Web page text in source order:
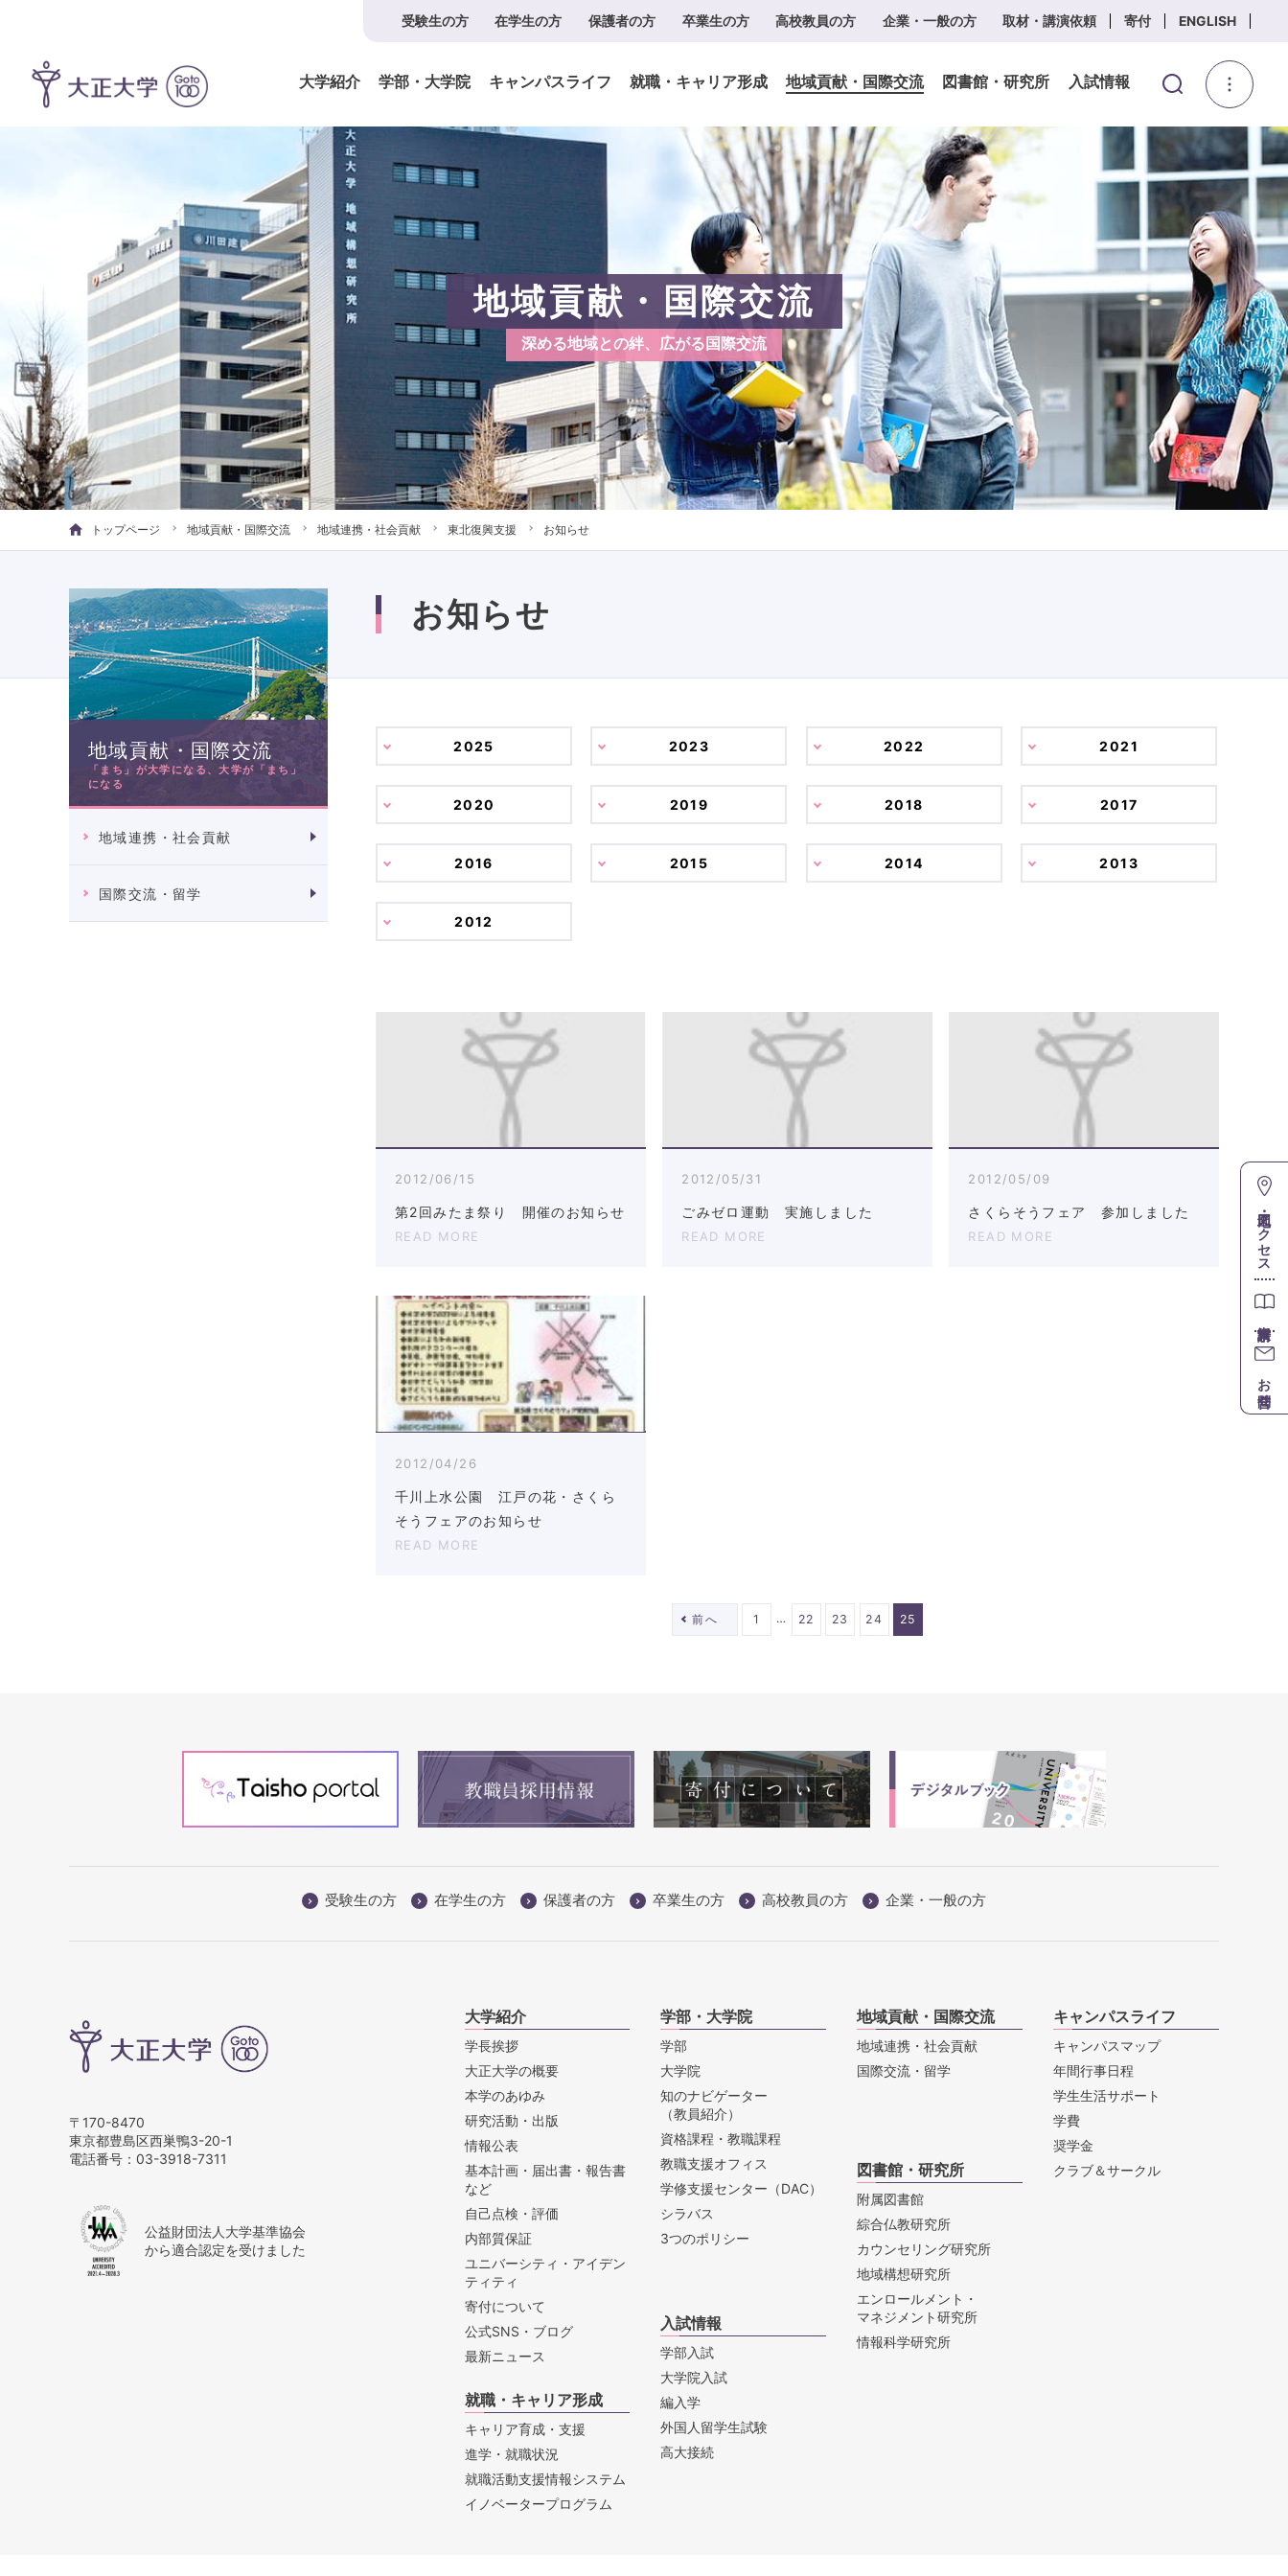
受験生の方 在学生の方 保護者の方 卒業生の方 高校教員の方 企業・一般の方 取材・講演依頼 寄付 ENGLISH
大学紹介 学部・大学院 キャンパスライフ 就職・キャリア形成 地域貢献・国際交流 図書館・研究所 入試情報
地域貢献・国際交流
深める地域との絆、広がる国際交流
トップページ 地域貢献・国際交流 地域連携・社会貢献 東北復興支援 お知らせ
地域貢献・国際交流
「まち」が大学になる、大学が「まち」
になる
地域連携・社会貢献
国際交流・留学
お知らせ
2025 2023 2022 2021
2020 2019 2018 2017
2016 2015 2014 2013
2012
2012/06/15
第2回みたま祭り 開催のお知らせ
READ MORE
2012/05/31
ごみゼロ運動 実施しました
READ MORE
2012/05/09
さくらそうフェア 参加しました
READ MORE
2012/04/26
千川上水公園 江戸の花・さくら
そうフェアのお知らせ
READ MORE
前へ 1 … 22 23 24 25
受験生の方 在学生の方 保護者の方 卒業生の方 高校教員の方 企業・一般の方
〒170-8470
東京都豊島区西巣鴨3-20-1
電話番号： 03-3918-7311
公益財団法人大学基準協会
から適合認定を受けました
大学紹介
学長挨拶
大正大学の概要
本学のあゆみ
研究活動・出版
情報公表
基本計画・届出書・報告書
など
自己点検・評価
内部質保証
ユニバーシティ・アイデン
ティティ
寄付について
公式SNS・ブログ
最新ニュース
学部・大学院
学部
大学院
知のナビゲーター
（教員紹介）
資格課程・教職課程
教職支援オフィス
学修支援センター（DAC）
シラバス
3つのポリシー
地域貢献・国際交流
地域連携・社会貢献
国際交流・留学
キャンパスライフ
キャンパスマップ
年間行事日程
学生生活サポート
学費
奨学金
クラブ＆サークル
就職・キャリア形成
キャリア育成・支援
進学・就職状況
就職活動支援情報システム
イノベータープログラム
入試情報
学部入試
大学院入試
編入学
外国人留学生試験
高大接続
図書館・研究所
附属図書館
綜合仏教研究所
カウンセリング研究所
地域構想研究所
エンロールメント・
マネジメント研究所
情報科学研究所
地図・アクセス
お問合せ